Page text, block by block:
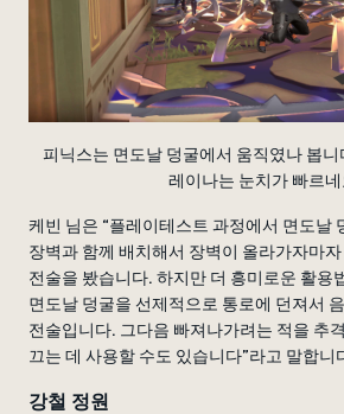
피닉스는 면도날 덩굴에서 움직였나 봅
레이나는 눈치가 빠르
케빈 님은 “플레이테스트 과정에서 면도날
장벽과 함께 배치해서 장벽이 올라가자마
전술을 봤습니다. 하지만 더 흥미로운 활용
면도날 덩굴을 선제적으로 통로에 던져서
전술입니다. 그다음 빠져나가려는 적을 추
끄는 데 사용할 수도 있습니다”라고 말합니
강철 정원